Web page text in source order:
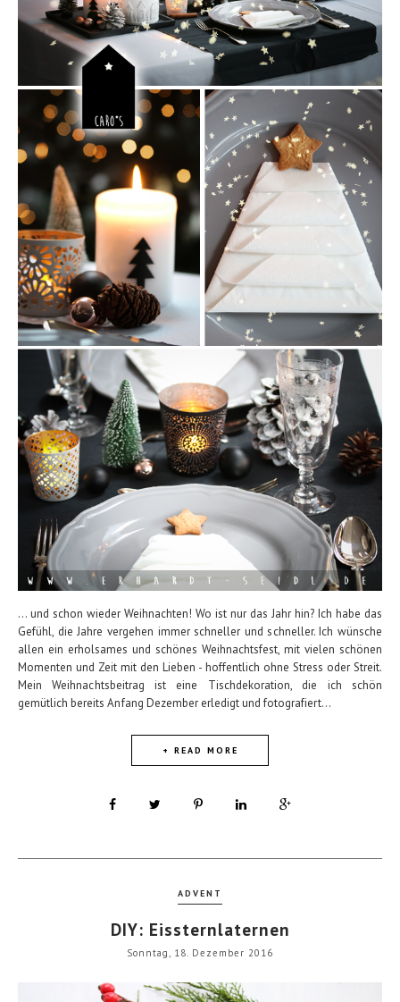
... und schon wieder Weihnachten! Wo ist nur das Jahr hin? Ich habe das
Gefühl, die Jahre vergehen immer schneller und schneller. Ich wünsche
allen ein erholsames und schönes Weihnachtsfest, mit vielen schönen
Momenten und Zeit mit den Lieben - hoffentlich ohne Stress oder Streit.
Mein Weihnachtsbeitrag ist eine Tischdekoration, die ich schön
gemütlich bereits Anfang Dezember erledigt und fotografiert...
+ READ MORE
ADVENT
DIY: Eissternlaternen
Sonntag, 18. Dezember 2016